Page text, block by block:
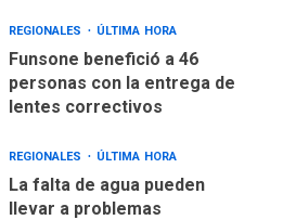
REGIONALES ÚLTIMA HORA
Funsone benefició a 46
personas con la entrega de
lentes correctivos
REGIONALES ÚLTIMA HORA
La falta de agua pueden
llevar a problemas